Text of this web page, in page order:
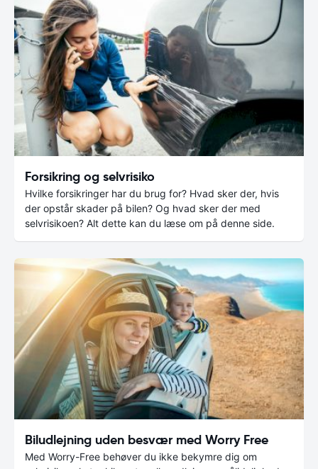
Forsikring og selvrisiko
Hvilke forsikringer har du brug for? Hvad sker der, hvis
der opstår skader på bilen? Og hvad sker der med
selvrisikoen? Alt dette kan du læse om på denne side.
Biludlejning uden besvær med Worry Free
Med Worry-Free behøver du ikke bekymre dig om